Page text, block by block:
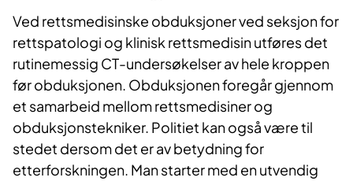
Ved rettsmedisinske obduksjoner ved seksjon for
rettspatologi og klinisk rettsmedisin utføres det
rutinemessig CT-undersøkelser av hele kroppen
før obduksjonen. Obduksjonen foregår gjennom
et samarbeid mellom rettsmedisiner og
obduksjonstekniker. Politiet kan også være til
stedet dersom det er av betydning for
etterforskningen. Man starter med en utvendig